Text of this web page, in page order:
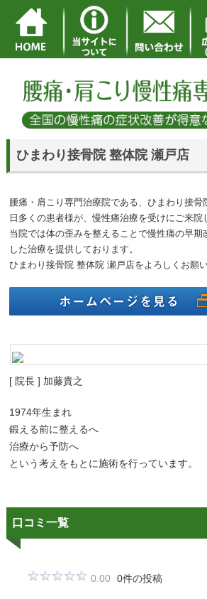
ひまわり接骨院 整体院 瀬戸店
腰痛・肩こり専門治療院である、ひまわり接
日多くの患者様が、慢性痛治療を受けにご来院
当院では体の歪みを整えることで慢性痛の早期
した治療を提供しております。
ひまわり接骨院 整体院 瀬戸店をよろしくお願
[ 院長 ] 加藤貴之
1974年生まれ
鍛える前に整えるへ
治療から予防へ
という考えをもとに施術を行っています。
口コミ一覧
0.00 0件の投稿